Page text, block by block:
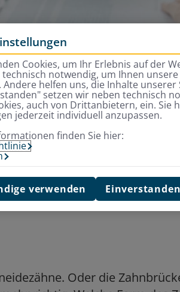
bei Zahnimplantaten
Oder die
Cookies, um Ihr Erlebnis auf der
technisch notwendig, um Ihnen
Andere helfen uns, die Inhalte
setzen wir neben technisch
auch von Drittanbietern, ein. Sie
jederzeit individuell anzupassen.
finden Sie hier:
verwenden Einverstanden